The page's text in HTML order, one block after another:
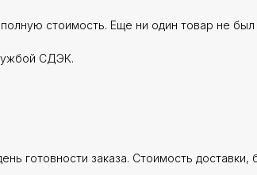
стоимость. Еще ни один товар не
СДЭК.
готовности заказа. Стоимость